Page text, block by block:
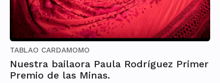
TABLAO CARDAMOMO
Nuestra bailaora Paula Rodríguez Primer
Premio de las Minas.